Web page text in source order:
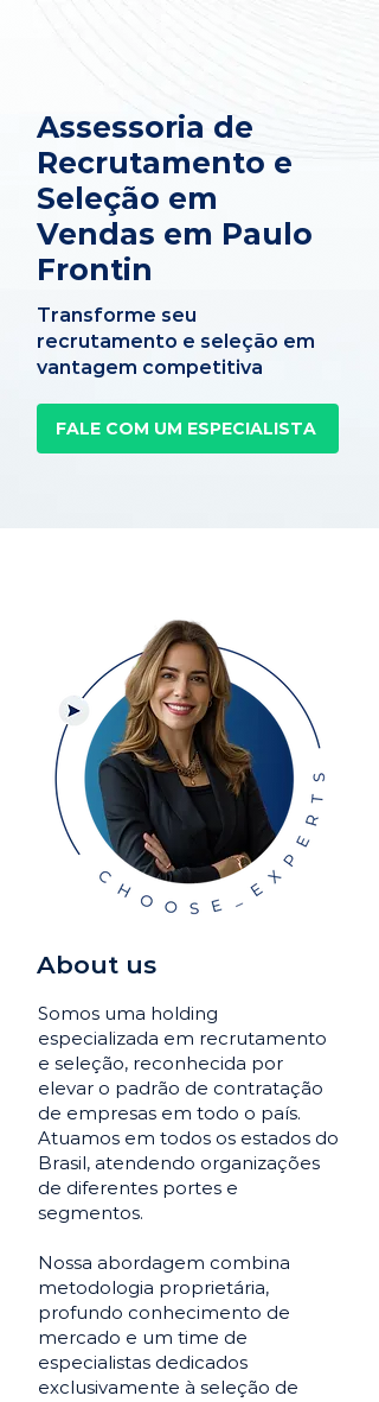
Assessoria de
Recrutamento e
Seleção em
Vendas em Paulo
Frontin
Transforme seu
recrutamento e seleção em
vantagem competitiva
FALE COM UM ESPECIALISTA
About us
Somos uma holding
especializada em recrutamento
e seleção, reconhecida por
elevar o padrão de contratação
de empresas em todo o país.
Atuamos em todos os estados do
Brasil, atendendo organizações
de diferentes portes e
segmentos.
Nossa abordagem combina
metodologia proprietária,
profundo conhecimento de
mercado e um time de
especialistas dedicados
exclusivamente à seleção de